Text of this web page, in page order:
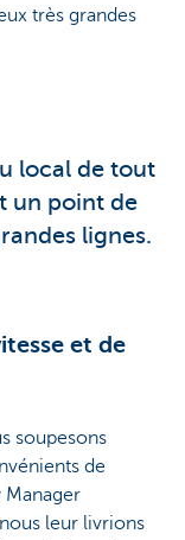
très grandes
local de tout
un point de
lignes.
et de
soupesons
de
Manager
leur livrions